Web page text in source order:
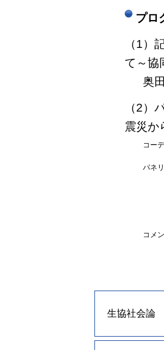
プロ
（1）
て～協
奥
（2）
震災か
コー
パネ
コメ
生協社会論